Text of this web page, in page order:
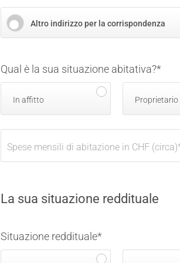
Altro indirizzo per la corrispondenza
Qual è la sua situazione abitativa?*
In affitto Proprietario
Spese mensili di abitazione in CHF (circa)
La sua situazione reddituale
Situazione reddituale*